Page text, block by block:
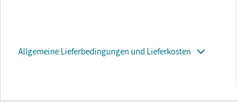
Allgemeine Lieferbedingungen und Lieferkosten